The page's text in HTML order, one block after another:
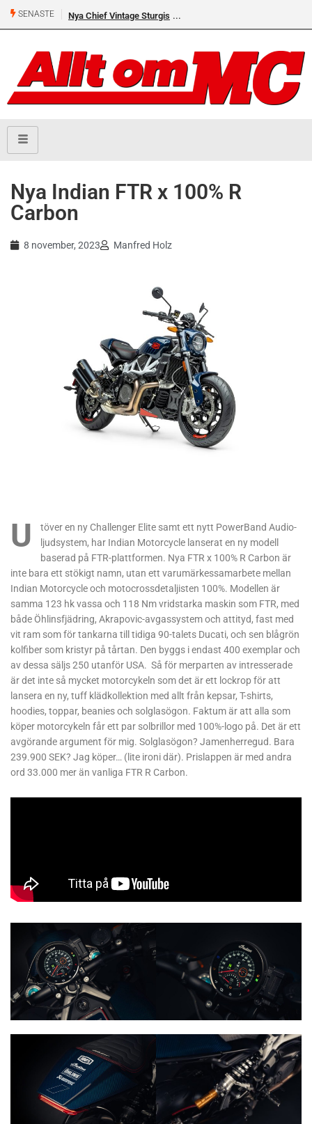
SENASTE Nya Chief Vintage Sturgis
Nya Indian FTR x 100% R
Carbon
8 november, 2023 Manfred Holz
U
töver en ny Challenger Elite samt ett nytt PowerBand Audio-
ljudsystem, har Indian Motorcycle lanserat en ny modell
baserad på FTR-plattformen. Nya FTR x 100% R Carbon är
inte bara ett stökigt namn, utan ett varumärkessamarbete mellan
Indian Motorcycle och motocrossdetaljisten 100%. Modellen är
samma 123 hk vassa och 118 Nm vridstarka maskin som FTR, med
både Öhlinsfjädring, Akrapovic-avgassystem och attityd, fast med
vit ram som för tankarna till tidiga 90-talets Ducati, och sen blågrön
kolfiber som kristyr på tårtan. Den byggs i endast 400 exemplar och
av dessa säljs 250 utanför USA. Så för merparten av intresserade
är det inte så mycket motorcykeln som det är ett lockrop för att
lansera en ny, tuff klädkollektion med allt från kepsar, T-shirts,
hoodies, toppar, beanies och solglasögon. Faktum är att alla som
köper motorcykeln får ett par solbrillor med 100%-logo på. Det är ett
avgörande argument för mig. Solglasögon? Jamenherregud. Bara
239.900 SEK? Jag köper… (lite ironi där). Prislappen är med andra
ord 33.000 mer än vanliga FTR R Carbon.